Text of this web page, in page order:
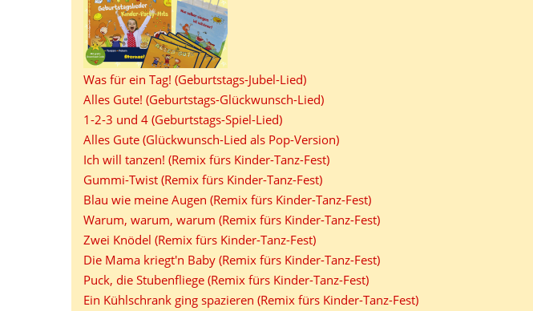
Was für ein Tag! (Geburtstags-Jubel-Lied)
Alles Gute! (Geburtstags-Glückwunsch-Lied)
1-2-3 und 4 (Geburtstags-Spiel-Lied)
Alles Gute (Glückwunsch-Lied als Pop-Version)
Ich will tanzen! (Remix fürs Kinder-Tanz-Fest)
Gummi-Twist (Remix fürs Kinder-Tanz-Fest)
Blau wie meine Augen (Remix fürs Kinder-Tanz-Fest)
Warum, warum, warum (Remix fürs Kinder-Tanz-Fest)
Zwei Knödel (Remix fürs Kinder-Tanz-Fest)
Die Mama kriegt'n Baby (Remix fürs Kinder-Tanz-Fest)
Puck, die Stubenfliege (Remix fürs Kinder-Tanz-Fest)
Ein Kühlschrank ging spazieren (Remix fürs Kinder-Tanz-Fest)